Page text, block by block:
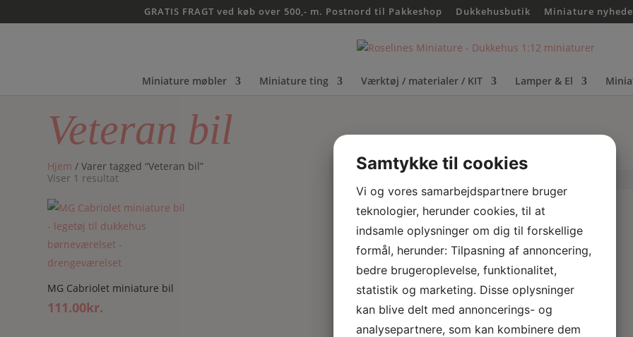
GRATIS FRAGT ved køb over 500,- m. Postnord til Pakkeshop Dukkehusbutik Miniature
Miniature møbler Miniature ting Værktøj / materialer / KIT Lamper & El
Veteran bil
Hjem / Varer tagged “Veteran bil”
Viser 1 resultat
MG Cabriolet miniature bil
111.00kr.
Samtykke til cookies
Vi og vores samarbejdspartnere bruger
teknologier, herunder cookies, til at
indsamle oplysninger om dig til forskellige
formål, herunder: Tilpasning af annoncering,
bedre brugeroplevelse, funktionalitet,
statistik og marketing. Disse oplysninger
kan blive delt med annoncerings- og
analysepartnere, som kan kombinere dem